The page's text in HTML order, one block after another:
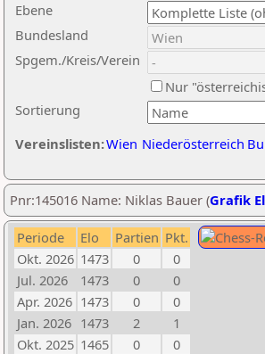
Ebene
Sortierung
Bundesland
Spgem./Kreis/Verein
Nur
Vereinslisten:Wien Niederösterreich
Pnr:145016 Name: Niklas Bauer (Grafik
Periode Elo Partien Pkt.
Okt. 2026 1473 0
0
Jul. 2026
1473 0
0
Apr. 2026 1473 0
0
Jan. 2026 1473 2
1
Okt. 2025 1465 0
0